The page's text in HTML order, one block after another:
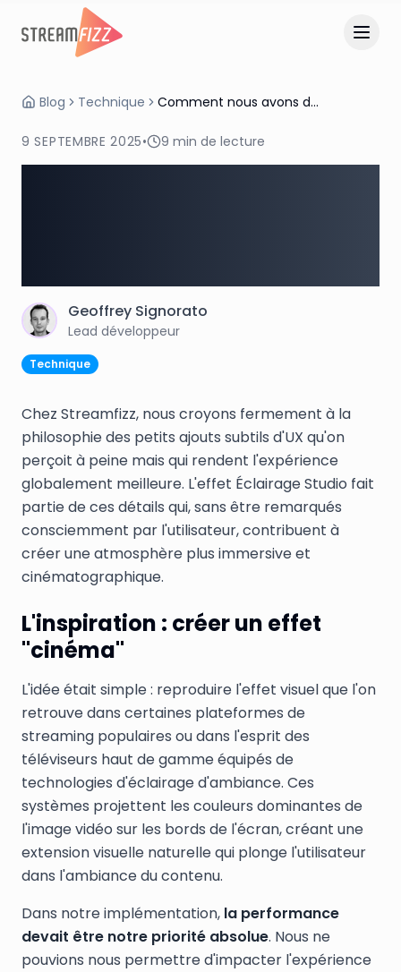
Blog Technique Comment nous avons développé l'Éclairage Studio de Streamfizz
9 SEPTEMBRE 2025• 9 min de lecture
G Geoffrey Signorato
Lead développeur
Technique
Chez Streamfizz, nous croyons fermement à la
philosophie des petits ajouts subtils d'UX qu'on
perçoit à peine mais qui rendent l'expérience
globalement meilleure. L'effet Éclairage Studio fait
partie de ces détails qui, sans être remarqués
consciemment par l'utilisateur, contribuent à
créer une atmosphère plus immersive et
cinématographique.
L'inspiration : créer un effet
"cinéma"
L'idée était simple : reproduire l'effet visuel que l'on
retrouve dans certaines plateformes de
streaming populaires ou dans l'esprit des
téléviseurs haut de gamme équipés de
technologies d'éclairage d'ambiance. Ces
systèmes projettent les couleurs dominantes de
l'image vidéo sur les bords de l'écran, créant une
extension visuelle naturelle qui plonge l'utilisateur
dans l'ambiance du contenu.
Dans notre implémentation, la performance
devait être notre priorité absolue. Nous ne
pouvions nous permettre d'impacter l'expérience